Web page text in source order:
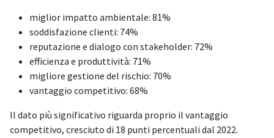
miglior impatto ambientale: 81%
soddisfazione clienti: 74%
reputazione e dialogo con stakeholder: 72%
efficienza e produttività: 71%
migliore gestione del rischio: 70%
vantaggio competitivo: 68%
Il dato più significativo riguarda proprio il vantaggio
competitivo, cresciuto di 18 punti percentuali dal 2022.